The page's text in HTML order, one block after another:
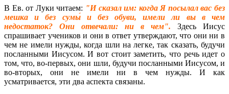
В Ев. от Луки читаем: "И сказал им: когда Я посылал вас без
мешка и без сумы́ и без обуви, имели ли вы в чем
недостаток? Они отвечали: ни в чем". Здесь Иисус
спрашивает учеников и они в ответ утверждают, что они ни в
чем не имели нужды, когда шли на легке, так сказать, будучи
посланными Иисусом. И вот стоит заметить, что речь идет о
том, что, во-первых, они шли, будучи посланными Иисусом, и
во-вторых, они не имели ни в чем нужды. И как
усматривается, эти два аспекта связаны.